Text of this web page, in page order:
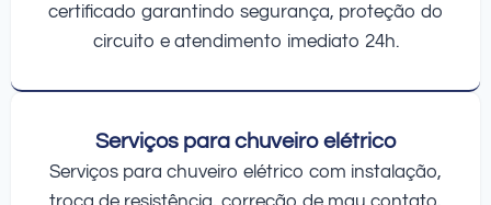
certificado garantindo segurança, proteção do
circuito e atendimento imediato 24h.
Serviços para chuveiro elétrico
Serviços para chuveiro elétrico com instalação,